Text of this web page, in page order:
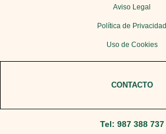
Aviso Legal
Política de Privacidad
Uso de Cookies
CONTACTO
Tel: 987 388 737